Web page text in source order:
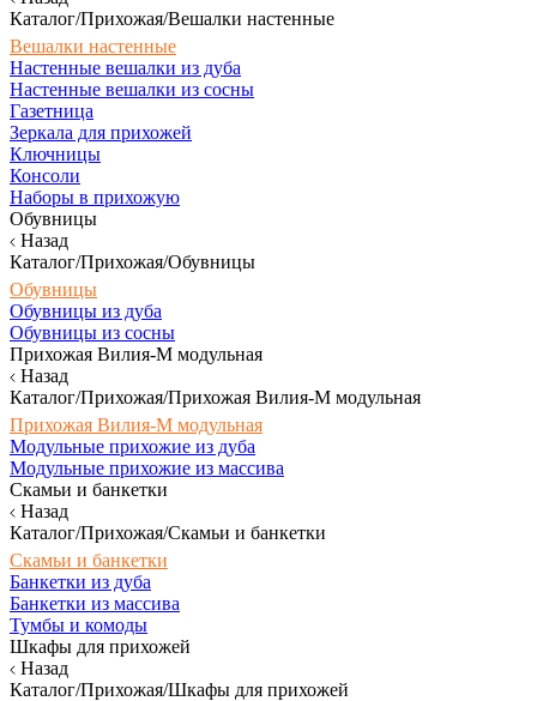
Каталог/Прихожая/Вешалки настенные
Вешалки настенные
Настенные вешалки из дуба
Настенные вешалки из сосны
Газетница
Зеркала для прихожей
Ключницы
Консоли
Наборы в прихожую
Обувницы
Назад
Каталог/Прихожая/Обувницы
Обувницы
Обувницы из дуба
Обувницы из сосны
Прихожая Вилия-М модульная
Назад
Каталог/Прихожая/Прихожая Вилия-М модульная
Прихожая Вилия-М модульная
Модульные прихожие из дуба
Модульные прихожие из массива
Скамьи и банкетки
Назад
Каталог/Прихожая/Скамьи и банкетки
Скамьи и банкетки
Банкетки из дуба
Банкетки из массива
Тумбы и комоды
Шкафы для прихожей
Назад
Каталог/Прихожая/Шкафы для прихожей